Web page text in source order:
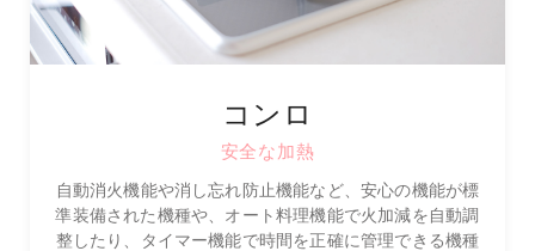
コンロ
安全な加熱
自動消火機能や消し忘れ防止機能など、安心の機能が標
準装備された機種や、オート料理機能で火加減を自動調
整したり、タイマー機能で時間を正確に管理できる機種